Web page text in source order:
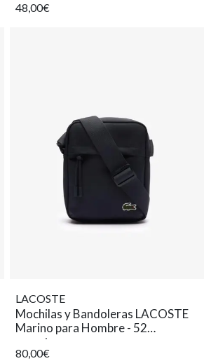
48,00€
LACOSTE
Mochilas y Bandoleras LACOSTE
Marino para Hombre - 52
caracteres.
80,00€